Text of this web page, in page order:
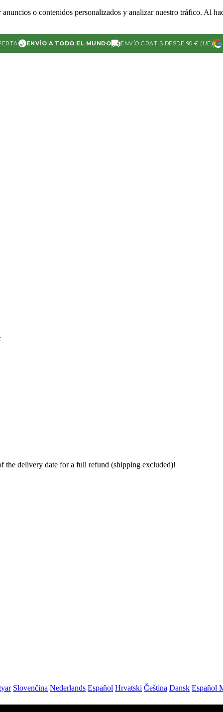
o contenidos personalizados y analizar nuestro tráfico. Al
ENVÍO A TODO EL MUNDO ENVÍO GRATIS DESDE 90 € (UE)
the delivery date for a full refund (shipping excluded)!
Slovenčina Nederlands Español Hrvatski Čeština Dansk Español